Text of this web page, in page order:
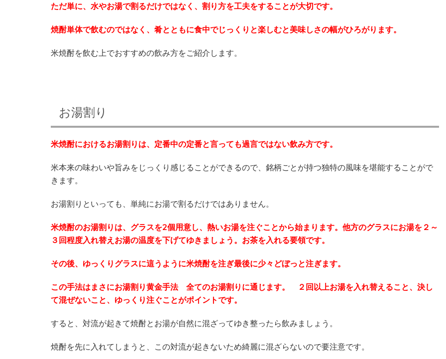
ただ単に、水やお湯で割るだけではなく、割り方を工夫をすることが大切です。
焼酎単体で飲むのではなく、肴とともに食中でじっくりと楽しむと美味しさの幅がひろがります。
米焼酎を飲む上でおすすめの飲み方をご紹介します。
お湯割り
米焼酎におけるお湯割りは、定番中の定番と言っても過言ではない飲み方です。
米本来の味わいや旨みをじっくり感じることができるので、銘柄ごとが持つ独特の風味を堪能することがで
きます。
お湯割りといっても、単純にお湯で割るだけではありません。
米焼酎のお湯割りは、グラスを2個用意し、熱いお湯を注ぐことから始まります。他方のグラスにお湯を２～
３回程度入れ替えお湯の温度を下げてゆきましょう。お茶を入れる要領です。
その後、ゆっくりグラスに這うように米焼酎を注ぎ最後に少々どぼっと注ぎます。
この手法はまさにお湯割り黄金手法 全てのお湯割りに通じます。 ２回以上お湯を入れ替えること、決し
て混ぜないこと、ゆっくり注ぐことがポイントです。
すると、対流が起きて焼酎とお湯が自然に混ざってゆき整ったら飲みましょう。
焼酎を先に入れてしまうと、この対流が起きないため綺麗に混ざらないので要注意です。